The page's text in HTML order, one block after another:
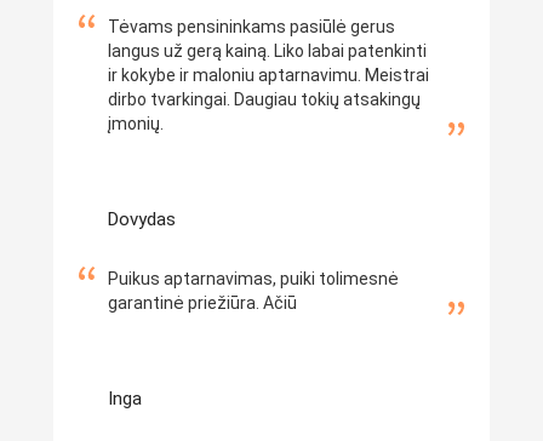
Tėvams pensininkams pasiūlė gerus
langus už gerą kainą. Liko labai patenkinti
ir kokybe ir maloniu aptarnavimu. Meistrai
dirbo tvarkingai. Daugiau tokių atsakingų
įmonių.
Dovydas
Puikus aptarnavimas, puiki tolimesnė
garantinė priežiūra. Ačiū
Inga